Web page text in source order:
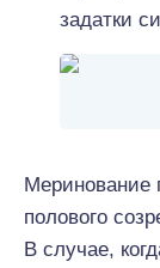
задатки
Меринование
полового
В случае,